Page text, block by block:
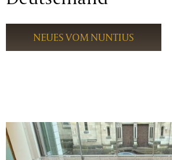
NEUES VOM NUNTIUS